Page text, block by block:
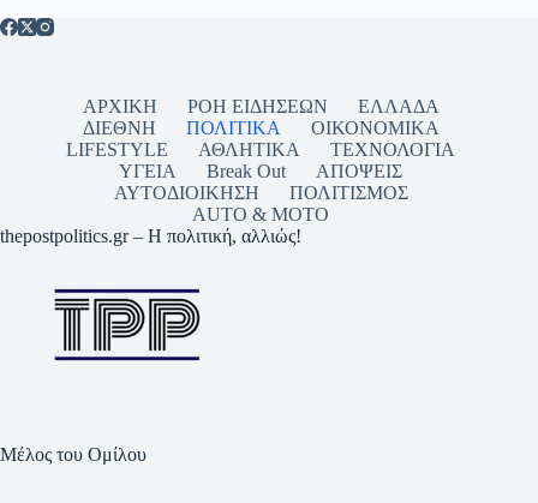
ΑΡΧΙΚΗ ΡΟΗ ΕΙΔΗΣΕΩΝ
ΕΛΛΑΔΑ
ΔΙΕΘΝΗ
ΠΟΛΙΤΙΚΑ
ΟΙΚΟΝΟΜΙΚΑ
LIFESTYLE
ΑΘΛΗΤΙΚΑ
ΤΕΧΝΟΛΟΓΙΑ
ΥΓΕΙΑ
Break Out
ΑΠΟΨΕΙΣ
ΑΥΤΟΔΙΟΙΚΗΣΗ
ΠΟΛΙΤΙΣΜΟΣ
AUTO & MOTO
thepostpolitics.gr – Η πολιτική, αλλιώς!
Μέλος του Ομίλου